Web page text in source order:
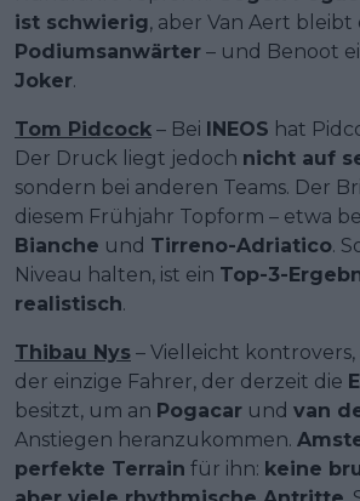
ist schwierig, aber Van Aert bleibt
Podiumsanwärter – und Benoot
Joker.
Tom Pidcock – Bei INEOS hat
Der Druck liegt jedoch nicht auf
sondern bei anderen Teams. Der
diesem Frühjahr Topform – etwa
Bianche und Tirreno-Adriatico.
Niveau halten, ist ein Top-3-
realistisch.
Thibau Nys – Vielleicht kontrovers,
der einzige Fahrer, der derzeit die
besitzt, um an Pogacar und van
Anstiegen heranzukommen.
perfekte Terrain für ihn: keine